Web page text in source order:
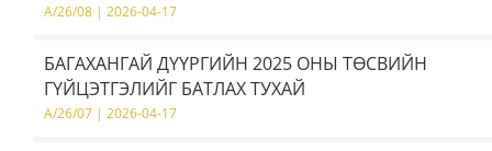
A/26/08 | 2026-04-17
БАГАХАНГАЙ ДҮҮРГИЙН 2025 ОНЫ ТӨСВИЙН
ГҮЙЦЭТГЭЛИЙГ БАТЛАХ ТУХАЙ
A/26/07 | 2026-04-17